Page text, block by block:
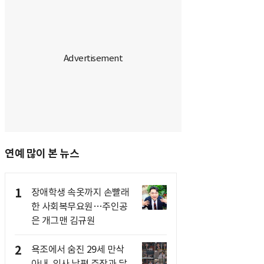
연예 많이 본 뉴스
1
장애학생 속옷까지 손빨래
한 사회복무요원…주인공
은 개그맨 김규원
2
욕조에서 숨진 29세 만삭